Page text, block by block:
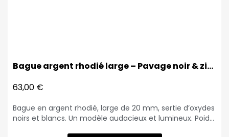
Bague argent rhodié large – Pavage noir & zirconiums blancs
63,00 €
Bague en argent rhodié, large de 20 mm, sertie d’oxydes
noirs et blancs. Un modèle audacieux et lumineux. Poids